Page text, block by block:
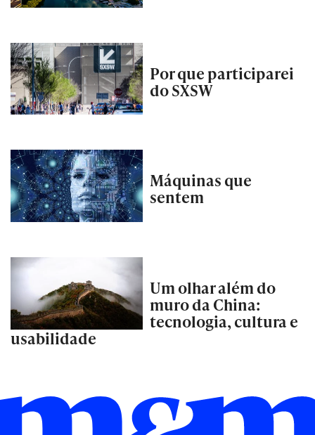
Por que participarei
do SXSW
Máquinas que
sentem
Um olhar além do
muro da China:
tecnologia, cultura e
usabilidade